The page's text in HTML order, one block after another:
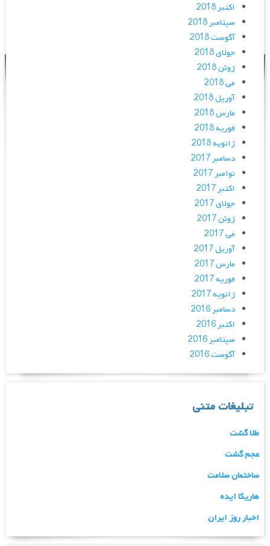
اکتبر 2018
سپتامبر 2018
آگوست 2018
جولای 2018
ژوئن 2018
می 2018
آوریل 2018
مارس 2018
فوریه 2018
ژانویه 2018
دسامبر 2017
نوامبر 2017
اکتبر 2017
جولای 2017
ژوئن 2017
می 2017
آوریل 2017
مارس 2017
فوریه 2017
ژانویه 2017
دسامبر 2016
اکتبر 2016
سپتامبر 2016
آگوست 2016
تبلیغات متنی
طلا گشت
عجم گشت
ساختمان سلامت
هاریکا ایده
اخبار روز ایران